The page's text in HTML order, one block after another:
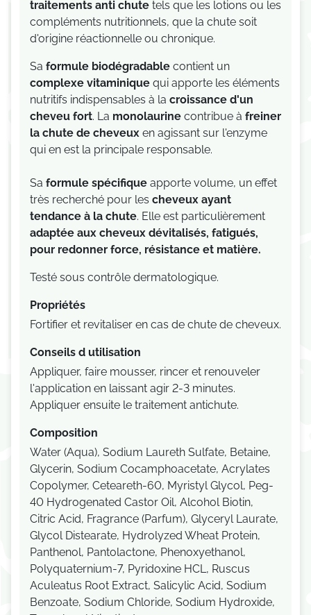
traitements anti chutetels que les lotions ou les
compléments nutritionnels, que la chute soit
d'origine réactionnelle ou chronique.
Sa formule biodégradablecontient un
complexe vitaminiquequi apporte les éléments
nutritifs indispensables à la croissance d'un
cheveu fort. La monolaurinecontribue à freiner
la chute de cheveuxen agissant sur l'enzyme
qui en est la principale responsable.
Sa formule spécifiqueapporte volume, un effet
très recherché pour les cheveux ayant
tendance à la chute. Elle est particulièrement
adaptée aux cheveux dévitalisés, fatigués,
pour redonner force, résistance et matière.
Testé sous contrôle dermatologique.
Propriétés
Fortifier et revitaliser en cas de chute de cheveux.
Conseils d utilisation
Appliquer, faire mousser, rincer et renouveler
l'application en laissant agir 2-3 minutes.
Appliquer ensuite le traitement antichute.
Composition
Water (Aqua), Sodium Laureth Sulfate, Betaine,
Glycerin, Sodium Cocamphoacetate, Acrylates
Copolymer, Ceteareth-60, Myristyl Glycol, Peg-
40 Hydrogenated Castor Oil, Alcohol Biotin,
Citric Acid, Fragrance (Parfum), Glyceryl Laurate,
Glycol Distearate, Hydrolyzed Wheat Protein,
Panthenol, Pantolactone, Phenoxyethanol,
Polyquaternium-7, Pyridoxine HCL, Ruscus
Aculeatus Root Extract, Salicylic Acid, Sodium
Benzoate, Sodium Chloride, Sodium Hydroxide,